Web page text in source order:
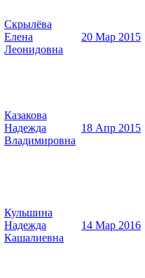
Скрылёва
Елена
Леонидовна
20 Мар 2015
Казакова
Надежда
Владимировна
18 Апр 2015
Кульшина
Надежда
Кашалиевна
14 Мар 2016